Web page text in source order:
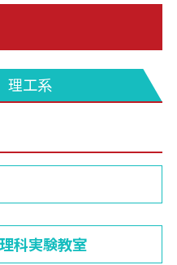
理工系
科実験教室